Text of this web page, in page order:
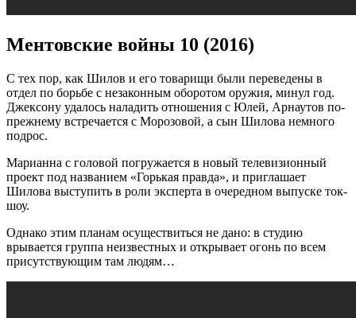
Ментовские войны 10 (2016)
С тех пор, как Шилов и его товарищи были переведены в
отдел по борьбе с незаконным оборотом оружия, минул год.
Джексону удалось наладить отношения с Юлей, Арнаутов по-
прежнему встречается с Морозовой, а сын Шилова немного
подрос.
Марианна с головой погружается в новый телевизионный
проект под названием «Горькая правда», и приглашает
Шилова выступить в роли эксперта в очередном выпуске ток-
шоу.
Однако этим планам осуществиться не дано: в студию
врывается группа неизвестных и открывает огонь по всем
присутствующим там людям…